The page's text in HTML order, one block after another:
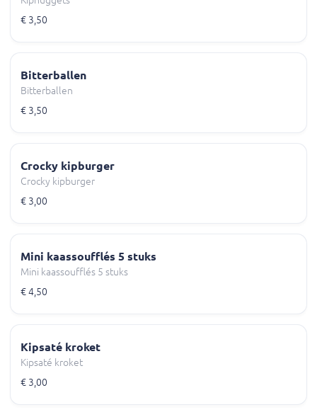
€ 3,50
Bitterballen
Bitterballen
€ 3,50
Crocky kipburger
Crocky kipburger
€ 3,00
Mini kaassoufflés 5 stuks
Mini kaassoufflés 5 stuks
€ 4,50
Kipsaté kroket
Kipsaté kroket
€ 3,00